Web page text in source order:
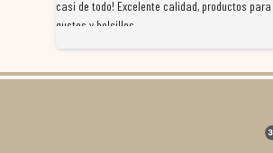
casi de todo! Excelente calidad, productos para todos los
gustos y bolsillos